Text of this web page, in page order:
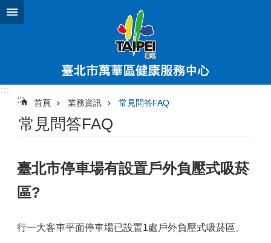
跳到主要內容區塊
:::
:::
首頁 業務資訊 常見問答FAQ
常見問答FAQ
臺北市停車場有設置戶外負壓式吸菸
區?
行一大客車平面停車場已設置1處戶外負壓式吸菸區。